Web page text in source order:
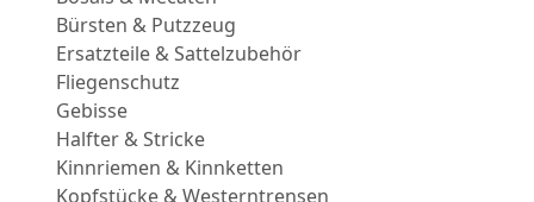
Bürsten & Putzzeug
Ersatzteile & Sattelzubehör
Fliegenschutz
Gebisse
Halfter & Stricke
Kinnriemen & Kinnketten
Kopfstücke & Westerntrensen